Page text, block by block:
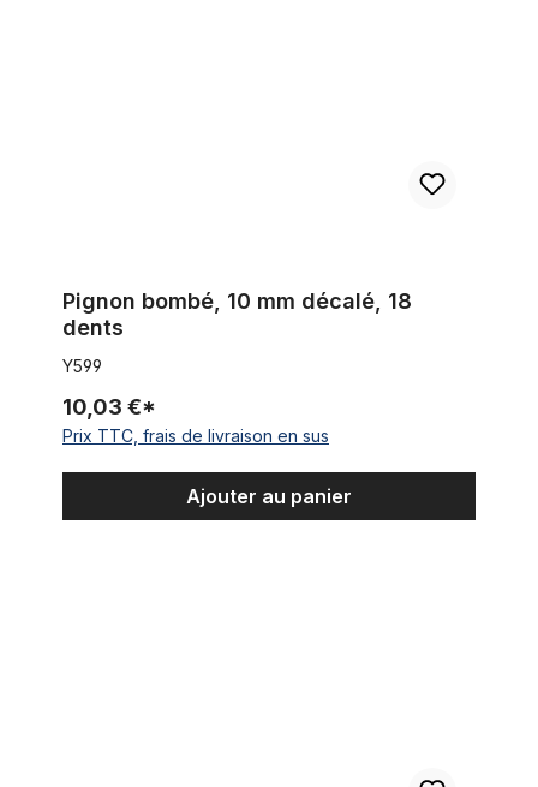
Pignon bombé, 10 mm décalé, 18
dents
Y599
10,03 €*
Prix TTC, frais de livraison en sus
Ajouter au panier